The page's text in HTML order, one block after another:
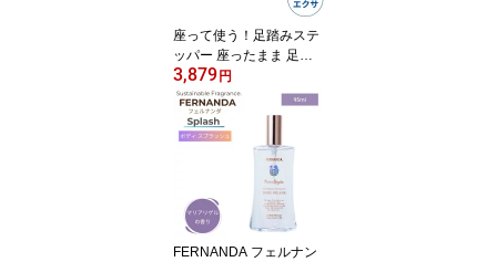
座って使う！足踏みステ
ッパー 座ったまま 足踏
み 足ふみ 足ぶみ マシン
器具 健康器具 高齢者 静
音 エクササイズ
3,879円
FERNANDA フェルナン